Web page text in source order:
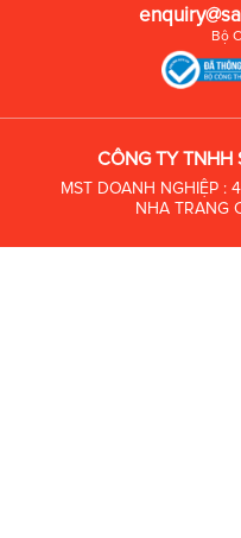
Bộ
CÔNG TY TNHH
MST DOANH NGHIỆP :
NHA TRANG